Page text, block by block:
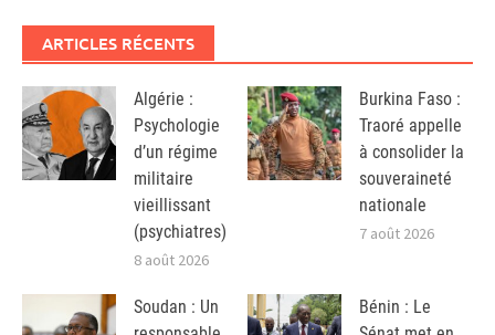
ARTICLES RÉCENTS
Algérie :
Psychologie
d’un régime
militaire
vieillissant
(psychiatres)
8 août 2026
Burkina Faso :
Traoré appelle
à consolider la
souveraineté
nationale
7 août 2026
Soudan : Un
Bénin : Le